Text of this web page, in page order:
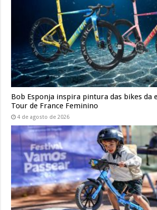
Bob Esponja inspira pintura das bikes da
Tour de France Feminino
4 de agosto de 2026